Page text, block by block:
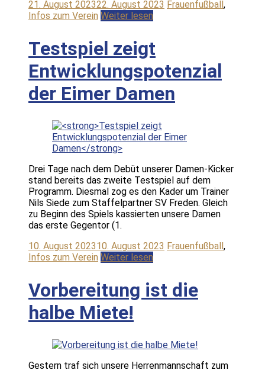
21. August 202322. August 2023 Frauenfußball ,
Infos zum Verein Weiter lesen
Testspiel zeigt
Entwicklungspotenzial
der Eimer Damen
Drei Tage nach dem Debüt unserer Damen-Kicker
stand bereits das zweite Testspiel auf dem
Programm. Diesmal zog es den Kader um Trainer
Nils Siede zum Staffelpartner SV Freden. Gleich
zu Beginn des Spiels kassierten unsere Damen
das erste Gegentor (1.
10. August 202310. August 2023 Frauenfußball ,
Infos zum Verein Weiter lesen
Vorbereitung ist die
halbe Miete!
Gestern traf sich unsere Herrenmannschaft zum